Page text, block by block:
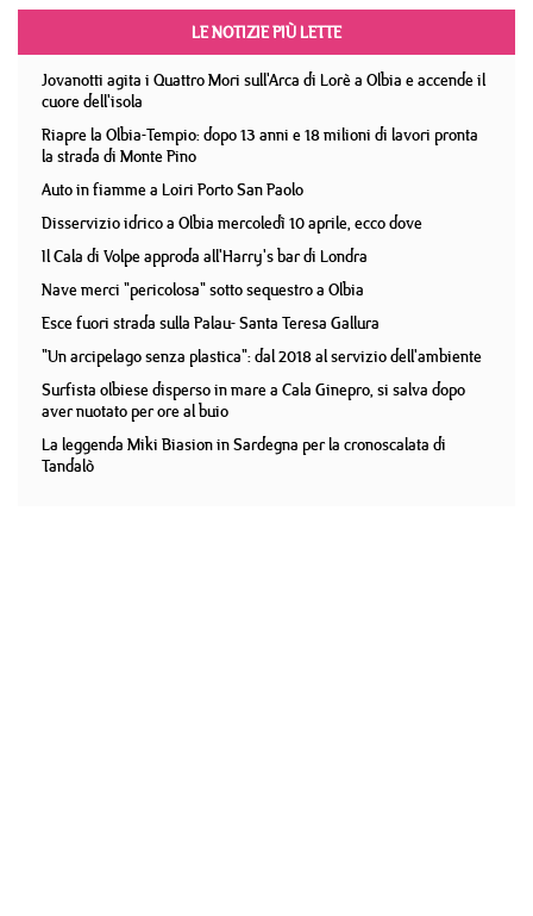
LE NOTIZIE PIÙ LETTE
Jovanotti agita i Quattro Mori sull'Arca di Lorè a Olbia e accende il
cuore dell'isola
Riapre la Olbia-Tempio: dopo 13 anni e 18 milioni di lavori pronta
la strada di Monte Pino
Auto in fiamme a Loiri Porto San Paolo
Disservizio idrico a Olbia mercoledì 10 aprile, ecco dove
Il Cala di Volpe approda all'Harry's bar di Londra
Nave merci "pericolosa" sotto sequestro a Olbia
Esce fuori strada sulla Palau- Santa Teresa Gallura
"Un arcipelago senza plastica": dal 2018 al servizio dell'ambiente
Surfista olbiese disperso in mare a Cala Ginepro, si salva dopo
aver nuotato per ore al buio
La leggenda Miki Biasion in Sardegna per la cronoscalata di
Tandalò